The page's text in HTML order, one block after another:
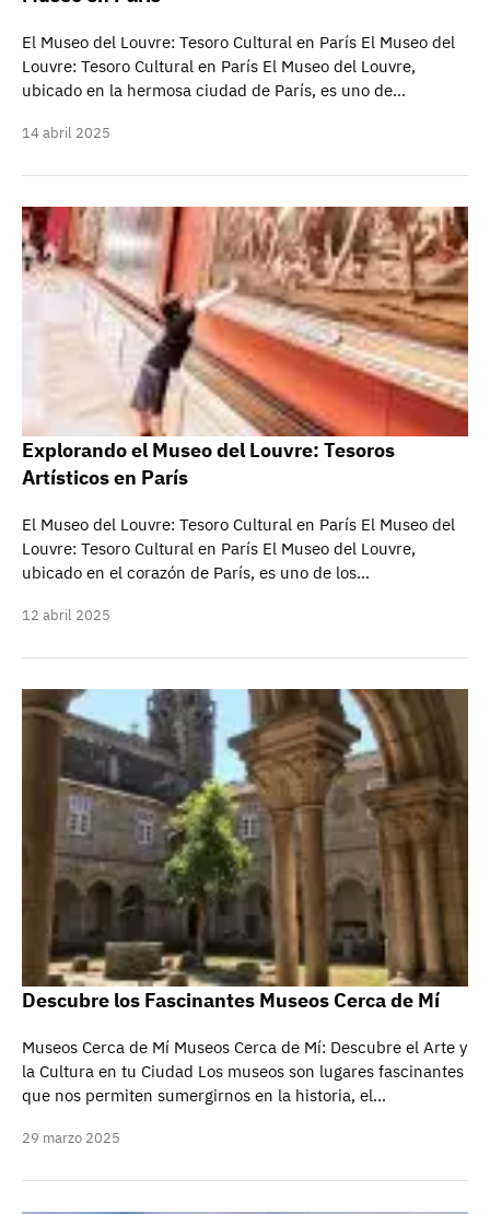
El Museo del Louvre: Tesoro Cultural en París El Museo del
Louvre: Tesoro Cultural en París El Museo del Louvre,
ubicado en la hermosa ciudad de París, es uno de…
14 abril 2025
Explorando el Museo del Louvre: Tesoros
Artísticos en París
El Museo del Louvre: Tesoro Cultural en París El Museo del
Louvre: Tesoro Cultural en París El Museo del Louvre,
ubicado en el corazón de París, es uno de los…
12 abril 2025
Descubre los Fascinantes Museos Cerca de Mí
Museos Cerca de Mí Museos Cerca de Mí: Descubre el Arte y
la Cultura en tu Ciudad Los museos son lugares fascinantes
que nos permiten sumergirnos en la historia, el…
29 marzo 2025